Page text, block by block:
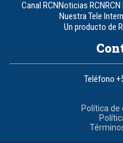
Canal RCNNoticias RCNRCN
Nuestra Tele
Un producto de
Teléfono
Política de